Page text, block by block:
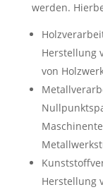
werden.
Herstellung
von
Herstellung